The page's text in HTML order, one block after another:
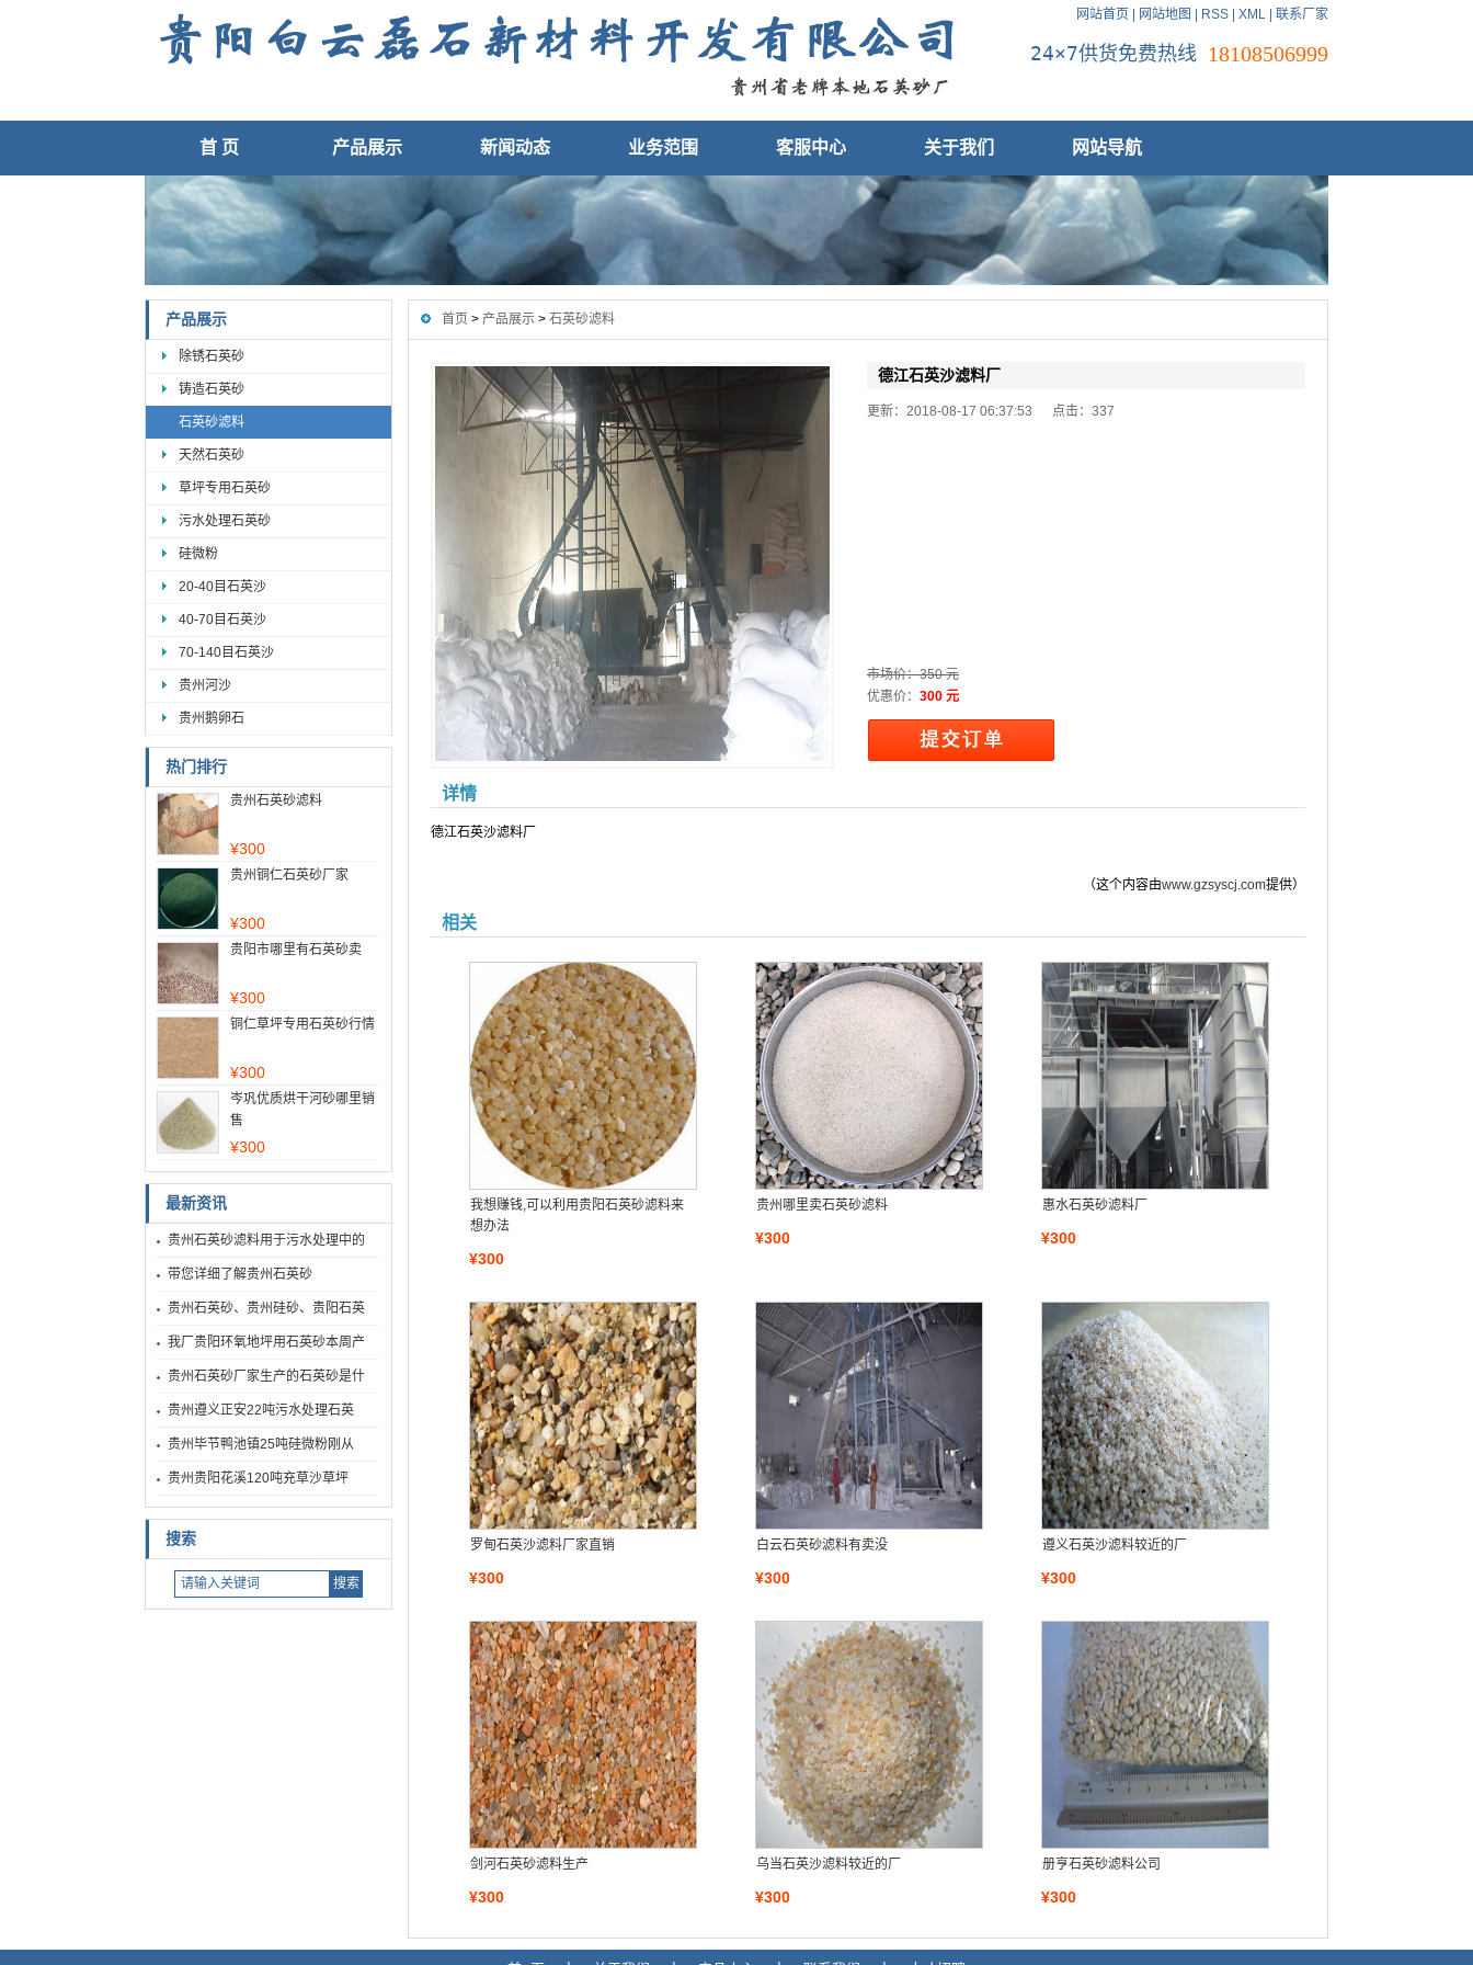
网站首页 网站地图 RSS XML 联系厂家
18108506999
24×7供货免费热线
首 页 产品展示 新闻动态 业务范围 客服中心 关于我们 网站导航
产品展示
除锈石英砂
铸造石英砂
石英砂滤料
天然石英砂
草坪专用石英砂
污水处理石英砂
硅微粉
20-40目石英沙
40-70目石英沙
70-140目石英沙
贵州河沙
贵州鹅卵石
热门排行
贵州石英砂滤料
¥300
贵州铜仁石英砂厂家
¥300
贵阳市哪里有石英砂卖
¥300
铜仁草坪专用石英砂行情
¥300
岑巩优质烘干河砂哪里销
售
¥300
最新资讯
贵州石英砂滤料用于污水处理中的
带您详细了解贵州石英砂
贵州石英砂、贵州硅砂、贵阳石英
我厂贵阳环氧地坪用石英砂本周产
贵州石英砂厂家生产的石英砂是什
贵州遵义正安22吨污水处理石英
贵州毕节鸭池镇25吨硅微粉刚从
贵州贵阳花溪120吨充草沙草坪
搜索
首页 > 产品展示 > 石英砂滤料
德江石英沙滤料厂
更新：2018-08-17 06:37:53 点击： 337
市场价：350 元
优惠价： 300 元
详情
德江石英沙滤料厂
（这个内容由www.gzsyscj.com提供）
相关
我想赚钱,可以利用贵阳石英砂滤料来
想办法
¥300
贵州哪里卖石英砂滤料
¥300
惠水石英砂滤料厂
¥300
罗甸石英沙滤料厂家直销
¥300
白云石英砂滤料有卖没
¥300
遵义石英沙滤料较近的厂
¥300
剑河石英砂滤料生产
¥300
乌当石英沙滤料较近的厂
¥300
册亨石英砂滤料公司
¥300